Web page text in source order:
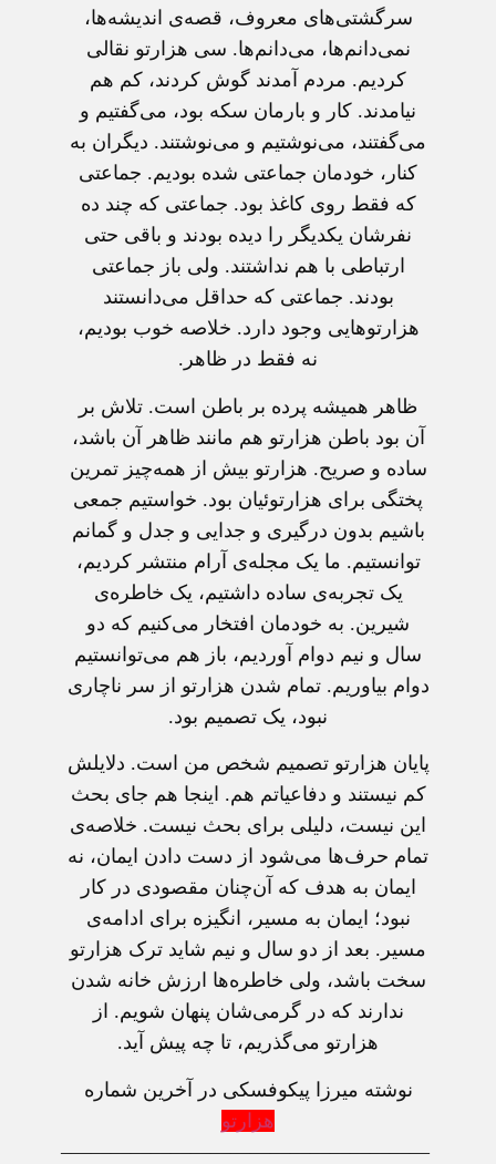
سرگشتی‌های معروف، قصه‌ی اندیشه‌ها،
نمی‌دانم‌ها، می‌دانم‌ها. سی هزارتو نقالی
کردیم. مردم آمدند گوش کردند، کم هم
نیامدند. کار و بارمان سکه بود، می‌گفتیم و
می‌گفتند، می‌نوشتیم و می‌نوشتند. دیگران به
کنار، خودمان جماعتی شده بودیم. جماعتی
که فقط روی کاغذ بود. جماعتی که چند ده
نفرشان یکدیگر را دیده بودند و باقی حتی
ارتباطی با هم نداشتند. ولی باز جماعتی
بودند. جماعتی که حداقل می‌دانستند
هزارتوهایی وجود دارد. خلاصه خوب بودیم،
نه فقط در ظاهر.
ظاهر همیشه پرده بر باطن است. تلاش بر
آن بود باطن هزارتو هم مانند ظاهر آن باشد،
ساده و صریح. هزارتو بیش از همه‌چیز تمرین
پختگی برای هزارتوئیان بود. خواستیم جمعی
باشیم بدون درگیری و جدایی و جدل و گمانم
توانستیم. ما یک مجله‌ی آرام منتشر کردیم،
یک تجربه‌ی ساده داشتیم، یک خاطره‌ی
شیرین. به خودمان افتخار می‌کنیم که دو
سال و نیم دوام آوردیم، باز هم می‌توانستیم
دوام بیاوریم. تمام شدن هزارتو از سر ناچاری
نبود، یک تصمیم بود.
پایان هزارتو تصمیم شخص من است. دلایلش
کم نیستند و دفاعیاتم هم. اینجا هم جای بحث
این نیست، دلیلی برای بحث نیست. خلاصه‌ی
تمام حرف‌ها می‌شود از دست دادن ایمان، نه
ایمان به هدف که آن‌چنان مقصودی در کار
نبود؛ ایمان به مسیر، انگیزه برای ادامه‌ی
مسیر. بعد از دو سال و نیم شاید ترک هزارتو
سخت باشد، ولی خاطره‌ها ارزش خانه شدن
ندارند که در گرمی‌شان پنهان شویم. از
هزارتو می‌گذریم، تا چه پیش آید.
نوشته میرزا پیکوفسکی در آخرین شماره
هزارتو
——————————————————–